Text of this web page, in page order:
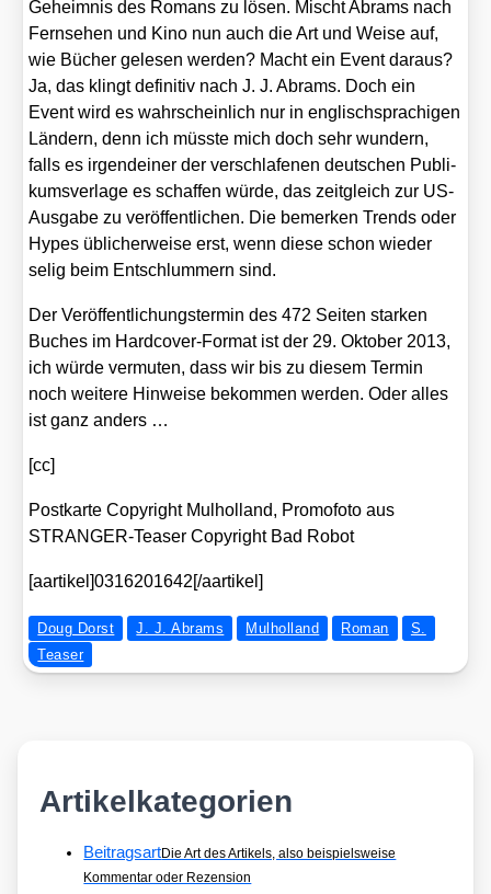
Geheim­nis des Romans zu lösen. Mischt Abrams nach
Fern­se­hen und Kino nun auch die Art und Wei­se auf,
wie Bücher gele­sen wer­den? Macht ein Event dar­aus?
Ja, das klingt defi­ni­tiv nach J. J. Abrams. Doch ein
Event wird es wahr­schein­lich nur in eng­lisch­spra­chi­gen
Län­dern, denn ich müss­te mich doch sehr wun­dern,
falls es irgend­ei­ner der ver­schla­fe­nen deut­schen Publi­
kums­ver­la­ge es schaf­fen wür­de, das zeit­gleich zur US-
Aus­ga­be zu ver­öf­fent­li­chen. Die bemer­ken Trends oder
Hypes übli­cher­wei­se erst, wenn die­se schon wie­der
selig beim Ent­schlum­mern sind.
Der Ver­öf­fent­li­chungs­ter­min des 472 Sei­ten star­ken
Buches im Hard­co­ver-For­mat ist der 29. Okto­ber 2013,
ich wür­de ver­mu­ten, dass wir bis zu die­sem Ter­min
noch wei­te­re Hin­wei­se bekom­men wer­den. Oder alles
ist ganz anders …
[cc]
Post­kar­te Copy­right Mul­hol­land, Pro­mo­fo­to aus
STRAN­GER-Teaser Copy­right Bad Robot
[aartikel]0316201642[/aartikel]
Doug Dorst J. J. Abrams Mulholland Roman
S.
Teaser
Artikelkategorien
BeitragsartDie Art des Artikels, also beispielsweise
Kommentar oder Rezension